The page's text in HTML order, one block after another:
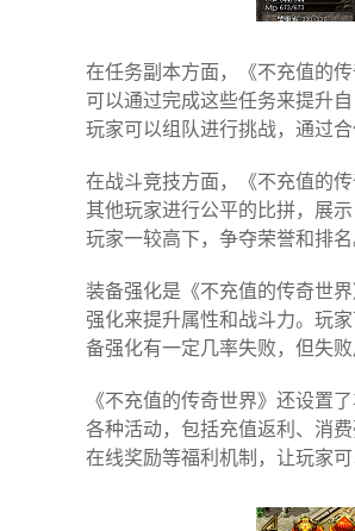
在任务副本方面，《不充值的
可以通过完成这些任务来提升
玩家可以组队进行挑战，通过
在战斗竞技方面，《不充值的
其他玩家进行公平的比拼，展
玩家一较高下，争夺荣誉和排名
装备强化是《不充值的传奇世
强化来提升属性和战斗力。玩
备强化有一定几率失败，但失
《不充值的传奇世界》还设置
各种活动，包括充值返利、消
在线奖励等福利机制，让玩家